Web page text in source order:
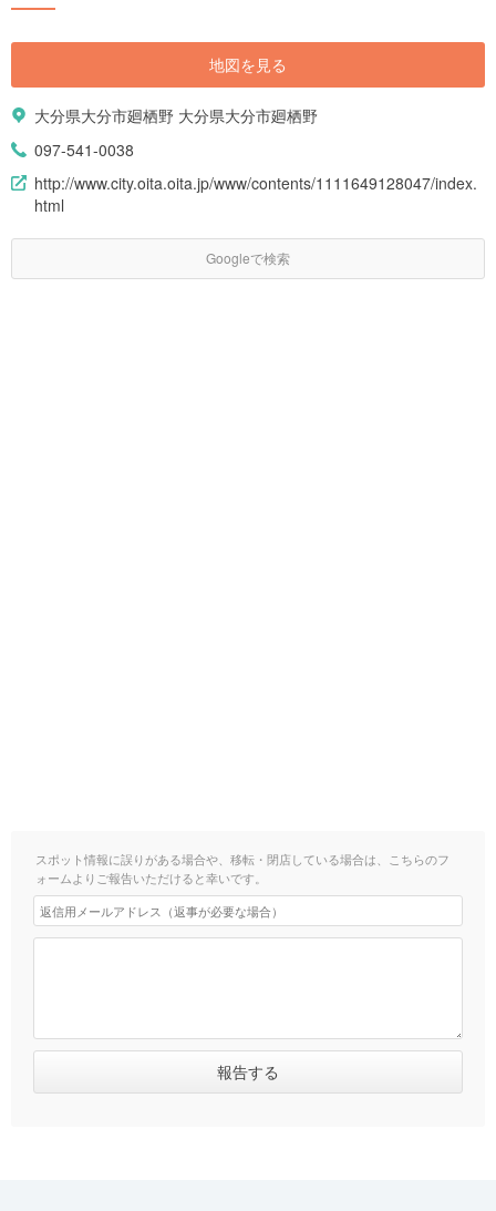
地図を見る
大分県大分市廻栖野 大分県大分市廻栖野
097-541-0038
http://www.city.oita.oita.jp/www/contents/1111649128047/index.
html
Googleで検索
スポット情報に誤りがある場合や、移転・閉店している場合は、こちらのフ
ォームよりご報告いただけると幸いです。